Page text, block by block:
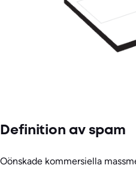
Definition av spam
Oönskade kommersiella